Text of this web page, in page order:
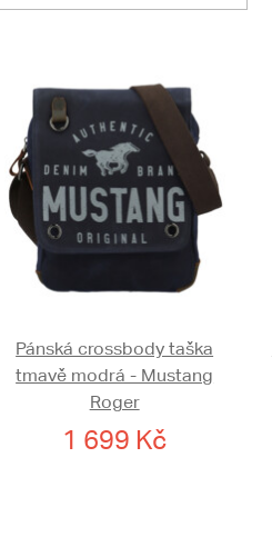
Pánská crossbody taška
tmavě modrá - Mustang
Roger
1 699 Kč